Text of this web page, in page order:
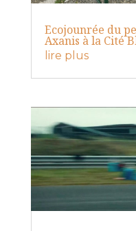
Ecojounrée du
Axanis à la Cité
lire plus